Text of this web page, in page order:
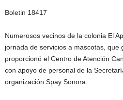
Boletin 18417
Numerosos vecinos de la colonia El
jornada de servicios a mascotas, que
proporcionó el Centro de Atención
con apoyo de personal de la
organización Spay Sonora.